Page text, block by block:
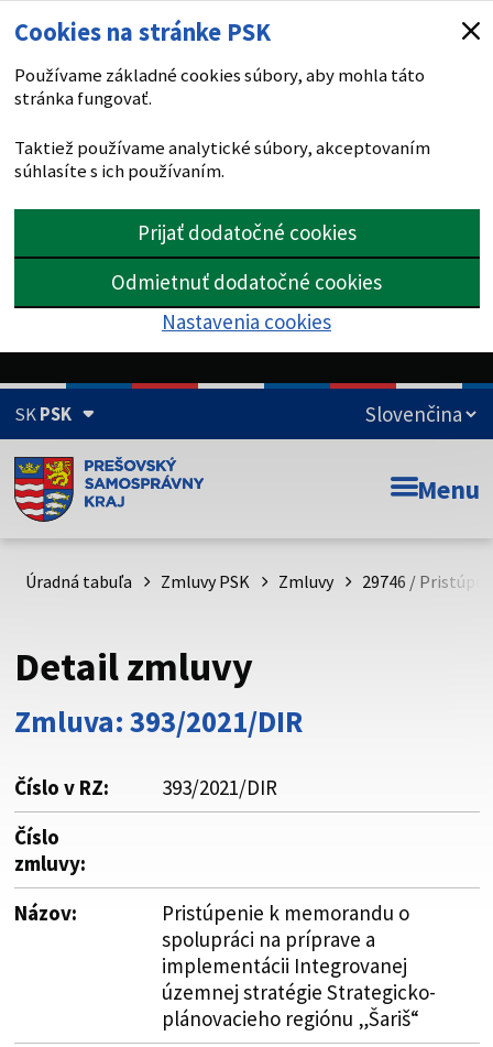
Cookies na stránke PSK
Používame základné cookies súbory, aby mohla táto
stránka fungovať.
Taktiež používame analytické súbory, akceptovaním
súhlasíte s ich používaním.
Prijať dodatočné cookies
Odmietnuť dodatočné cookies
Nastavenia cookies
SKPSK
Doména psk.sk je oficiálna
Toto je oficiálna webová stránka Prešovského
psk.sk.
Buďte pozorní a vždy sa uistite, že zdieľate informácie iba
cez zabezpečenú webovú stránku. Zabezpečená stránka
vždy začína https:// pred názvom domény webového sídla.
Menu
Úradná tabuľa Zmluvy PSK Zmluvy 29746 /
Detail zmluvy
Zmluva: 393/2021/DIR
Číslo v RZ:
393/2021/DIR
Číslo
zmluvy:
Názov:
Pristúpenie k memorandu o
spolupráci na príprave a
implementácii Integrovanej
územnej stratégie Strategicko-
plánovacieho regiónu „Šariš“